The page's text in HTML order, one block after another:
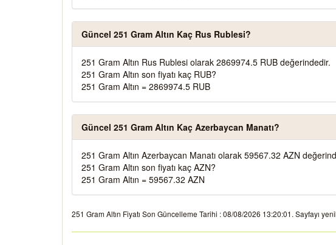
Güncel 251 Gram Altın Kaç Rus Rublesi?
251 Gram Altın Rus Rublesi olarak 2869974.5 RUB değerindedir.
251 Gram Altın son fiyatı kaç RUB?
251 Gram Altın = 2869974.5 RUB
Güncel 251 Gram Altın Kaç Azerbaycan Manatı?
251 Gram Altın Azerbaycan Manatı olarak 59567.32 AZN
251 Gram Altın son fiyatı kaç AZN?
251 Gram Altın = 59567.32 AZN
251 Gram Altın Fiyatı Son Güncelleme Tarihi : 08/08/2026 13:20:01. Sayfayı